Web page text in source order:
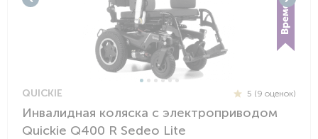
QUICKIE 5 (9 оценок)
Инвалидная коляска с электроприводом
Quickie Q400 R Sedeo Lite